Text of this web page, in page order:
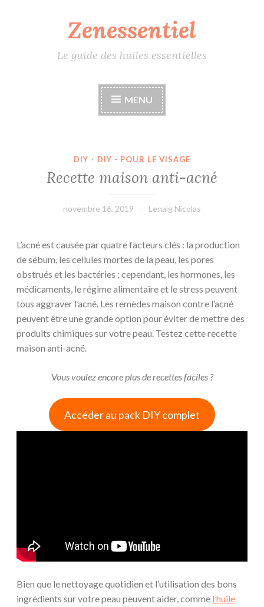
Zenessentiel
Le guide des huiles essentielles
MENU
DIY · DIY - POUR LE VISAGE
Recette maison anti-acné
novembre 16, 2019 Lenaïg Nicolas
L’acné est causée par quatre facteurs clés : la production
de sébum, les cellules mortes de la peau, les pores
obstrués et les bactéries ; cependant, les hormones, les
médicaments, le régime alimentaire et le stress peuvent
tous aggraver l’acné. Les remèdes maison contre l’acné
peuvent être une grande option pour éviter de mettre des
produits chimiques sur votre peau. Testez cette recette
maison anti-acné.
Vous voulez encore plus de recettes faciles ?
Accéder au pack DIY complet
Bien que le nettoyage quotidien et l’utilisation des bons
ingrédients sur votre peau peuvent aider, comme l’huile